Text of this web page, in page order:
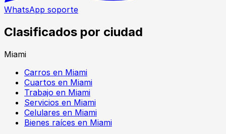
WhatsApp soporte
Clasificados por ciudad
Miami
Carros en Miami
Cuartos en Miami
Trabajo en Miami
Servicios en Miami
Celulares en Miami
Bienes raíces en Miami